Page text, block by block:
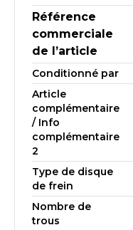
Référence
commerciale
de l’article
Conditionné par
Article
complémentaire
/ Info
complémentaire
2
Type de disque
de frein
Nombre de
trous